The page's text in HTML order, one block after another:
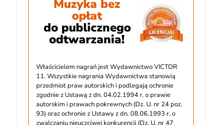
Muzyka bez
opłat
do publicznego
odtwarzania!
Właścicielem nagrań jest Wydawnictwo VICTOR
11. Wszystkie nagrania Wydawnictwa stanowią
przedmiot praw autorskich i podlegają ochronie
zgodnie z Ustawą z dn. 04.02.1994 r. o prawie
autorskim i prawach pokrewnych (Dz. U. nr 24 poz.
93) oraz ochronie z Ustawy z dn. 08.06.1993 r. o
zwalczaniu nieuczciwej konkurencji (Dz. U. nr 47